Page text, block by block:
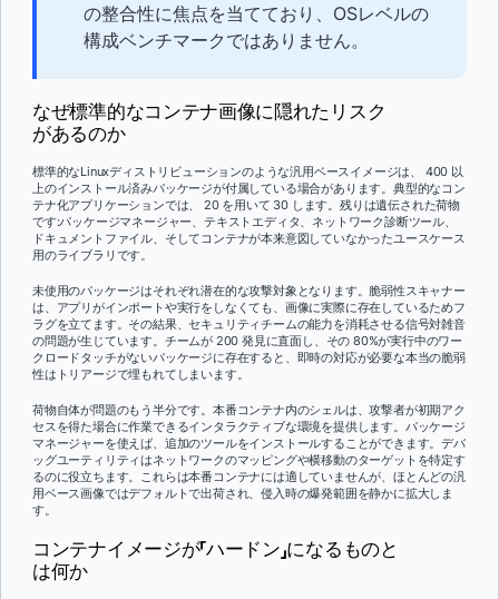
の整合性に焦点を当てており、OSレベルの
構成ベンチマークではありません。
なぜ標準的なコンテナ画像に隠れたリスク
があるのか
標準的なLinuxディストリビューションのような汎用ベースイメージは、 400 以
上のインストール済みパッケージが付属している場合があります。典型的なコン
テナ化アプリケーションでは、 20 を用いて 30 します。残りは遺伝された荷物
です:パッケージマネージャー、テキストエディタ、ネットワーク診断ツール、
ドキュメントファイル、そしてコンテナが本来意図していなかったユースケース
用のライブラリです。
未使用のパッケージはそれぞれ潜在的な攻撃対象となります。脆弱性スキャナー
は、アプリがインポートや実行をしなくても、画像に実際に存在しているためフ
ラグを立てます。その結果、セキュリティチームの能力を消耗させる信号対雑音
の問題が生じています。チームが 200 発見に直面し、その 80%が実行中のワー
クロードタッチがないパッケージに存在すると、即時の対応が必要な本当の脆弱
性はトリアージで埋もれてしまいます。
荷物自体が問題のもう半分です。本番コンテナ内のシェルは、攻撃者が初期アク
セスを得た場合に作業できるインタラクティブな環境を提供します。パッケージ
マネージャーを使えば、追加のツールをインストールすることができます。デバ
ッグユーティリティはネットワークのマッピングや横移動のターゲットを特定す
るのに役立ちます。これらは本番コンテナには適していませんが、ほとんどの汎
用ベース画像ではデフォルトで出荷され、侵入時の爆発範囲を静かに拡大しま
す。
コンテナイメージが「ハードン」になるものと
は何か